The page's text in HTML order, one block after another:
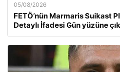
05/08/2026
FETÖ’nün Marmaris Suikast
Detaylı İfadesi Gün yüzüne